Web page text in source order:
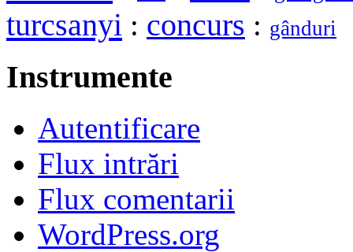
turcsanyi : concurs : gânduri
Instrumente
Autentificare
Flux intrări
Flux comentarii
WordPress.org